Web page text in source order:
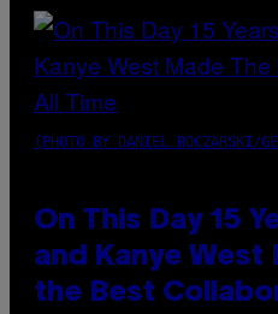
(PHOTO BY DANIEL BOCZARSKI/
On This Day 15
and Kanye
the Best